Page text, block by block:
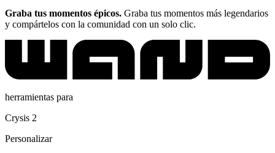
Graba tus momentos épicos. Graba tus momentos más legendarios
y compártelos con la comunidad con un solo clic.
herramientas para
Crysis 2
Personalizar